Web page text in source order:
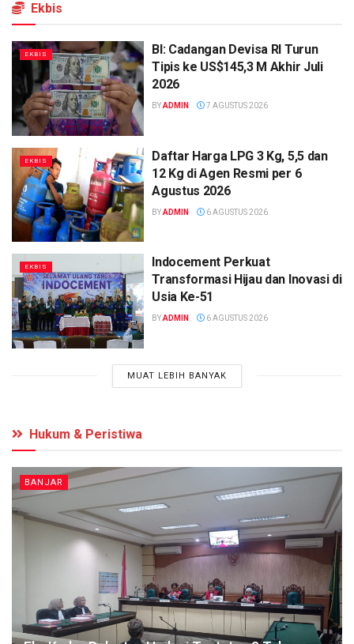
Ekbis
EKBIS
BI: Cadangan Devisa RI Turun
Tipis ke US$145,3 M Akhir Juli
2026
BYADMIN 7 AGUSTUS 2026
EKBIS
Daftar Harga LPG 3 Kg, 5,5 dan
12 Kg di Agen Resmi per 6
Agustus 2026
BYADMIN 6 AGUSTUS 2026
EKBIS
Indocement Perkuat
Transformasi Hijau dan Inovasi di
Usia Ke-51
BYADMIN 6 AGUSTUS 2026
MUAT LEBIH BANYAK
Hukum & Peristiwa
BANJAR